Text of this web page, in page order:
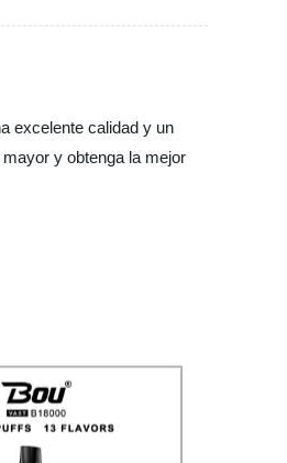
excelente calidad y un
y obtenga la mejor